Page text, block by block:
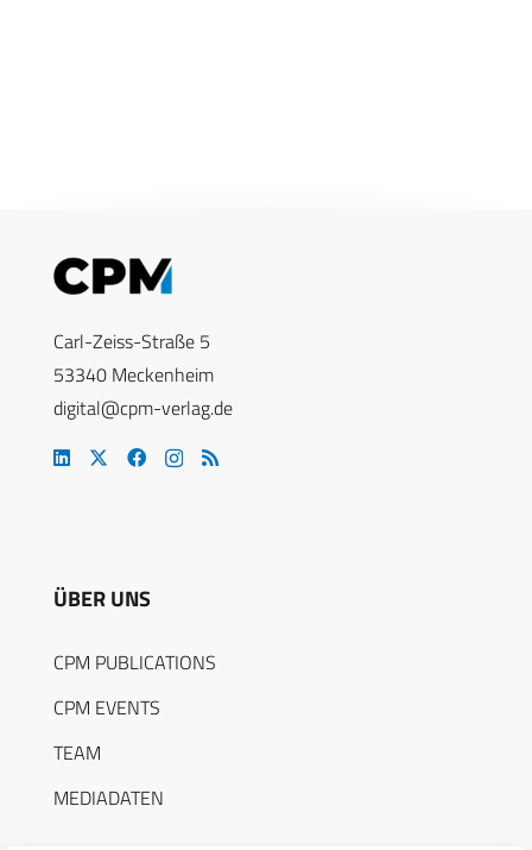
Carl-Zeiss-Straße 5
53340 Meckenheim
digital@cpm-verlag.de
ÜBER UNS
CPM PUBLICATIONS
CPM EVENTS
TEAM
MEDIADATEN